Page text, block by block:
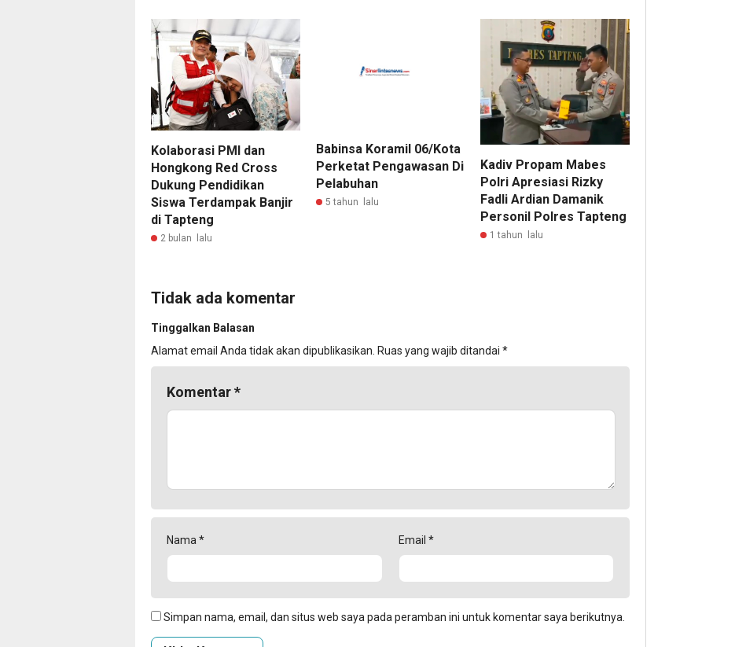
Kolaborasi PMI dan
Hongkong Red Cross
Dukung Pendidikan
Siswa Terdampak Banjir
di Tapteng
2 bulan lalu
Babinsa Koramil 06/Kota
Perketat Pengawasan Di
Pelabuhan
5 tahun lalu
Kadiv Propam Mabes
Polri Apresiasi Rizky
Fadli Ardian Damanik
Personil Polres Tapteng
1 tahun lalu
Tidak ada komentar
Tinggalkan Balasan
Alamat email Anda tidak akan dipublikasikan. Ruas yang wajib ditandai *
Komentar*
Nama * Email *
Simpan nama, email, dan situs web saya pada peramban ini untuk komentar saya berikutnya.